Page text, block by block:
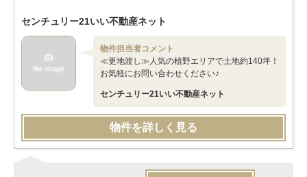
センチュリー21いい不動産ネット
物件担当者コメント
≪更地渡し≫人気の植野エリアで土地約140坪！
お気軽にお問い合わせください♪
センチュリー21いい不動産ネット
物件を詳しく見る